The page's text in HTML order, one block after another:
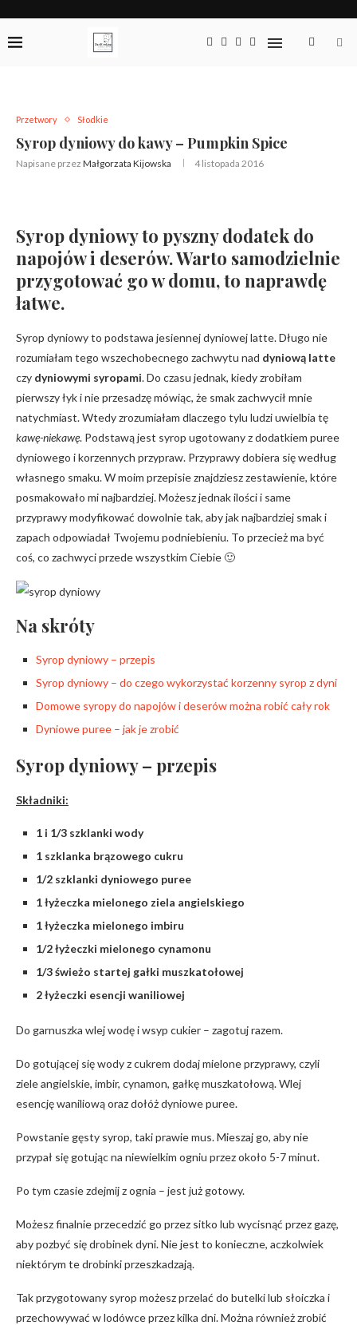
Przetwory Słodkie
Syrop dyniowy do kawy – Pumpkin Spice
Napisane przez Małgorzata Kijowska 4 listopada 2016
Syrop dyniowy to pyszny dodatek do
napojów i deserów. Warto samodzielnie
przygotować go w domu, to naprawdę
łatwe.
Syrop dyniowy to podstawa jesiennej dyniowej latte. Długo nie
rozumiałam tego wszechobecnego zachwytu nad dyniową latte
czy dyniowymi syropami. Do czasu jednak, kiedy zrobiłam
pierwszy łyk i nie przesadzę mówiąc, że smak zachwycił mnie
natychmiast. Wtedy zrozumiałam dlaczego tylu ludzi uwielbia tę
kawę-niekawę. Podstawą jest syrop ugotowany z dodatkiem puree
dyniowego i korzennych przypraw. Przyprawy dobiera się według
własnego smaku. W moim przepisie znajdziesz zestawienie, które
posmakowało mi najbardziej. Możesz jednak ilości i same
przyprawy modyfikować dowolnie tak, aby jak najbardziej smak i
zapach odpowiadał Twojemu podniebieniu. To przecież ma być
coś, co zachwyci przede wszystkim Ciebie 🙂
Na skróty
Syrop dyniowy – przepis
Syrop dyniowy – do czego wykorzystać korzenny syrop z dyni
Domowe syropy do napojów i deserów można robić cały rok
Dyniowe puree – jak je zrobić
Syrop dyniowy – przepis
Składniki:
1 i 1/3 szklanki wody
1 szklanka brązowego cukru
1/2 szklanki dyniowego puree
1 łyżeczka mielonego ziela angielskiego
1 łyżeczka mielonego imbiru
1/2 łyżeczki mielonego cynamonu
1/3 świeżo startej gałki muszkatołowej
2 łyżeczki esencji waniliowej
Do garnuszka wlej wodę i wsyp cukier – zagotuj razem.
Do gotującej się wody z cukrem dodaj mielone przyprawy, czyli
ziele angielskie, imbir, cynamon, gałkę muszkatołową. Wlej
esencję waniliową oraz dołóż dyniowe puree.
Powstanie gęsty syrop, taki prawie mus. Mieszaj go, aby nie
przypał się gotując na niewielkim ogniu przez około 5-7 minut.
Po tym czasie zdejmij z ognia – jest już gotowy.
Możesz finalnie przecedzić go przez sitko lub wycisnąć przez gazę,
aby pozbyć się drobinek dyni. Nie jest to konieczne, aczkolwiek
niektórym te drobinki przeszkadzają.
Tak przygotowany syrop możesz przelać do butelki lub słoiczka i
przechowywać w lodówce przez kilka dni. Można również zrobić